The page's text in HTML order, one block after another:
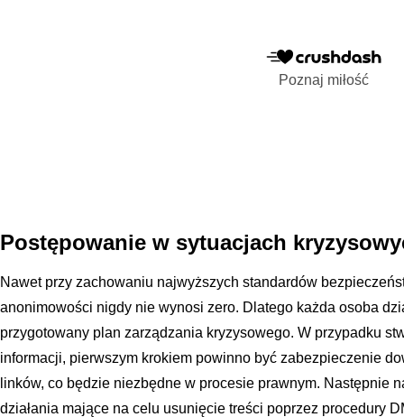
Poznaj miłość
Postępowanie w sytuacjach
Nawet przy zachowaniu najwyższych standardów
anonimowości nigdy nie wynosi zero. Dlatego każda osoba
przygotowany plan zarządzania kryzysowego. W przypadku
informacji, pierwszym krokiem powinno być zabezpieczenie
linków, co będzie niezbędne w procesie prawnym. Następnie
działania mające na celu usunięcie treści poprzez procedury